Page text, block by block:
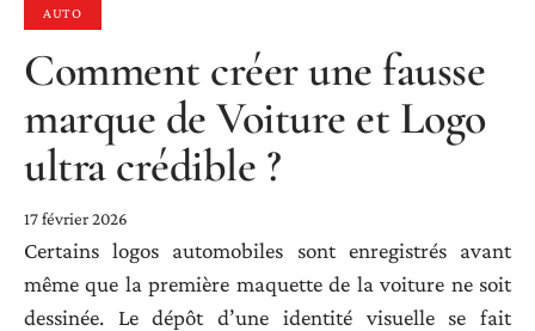
AUTO
Comment créer une fausse
marque de Voiture et Logo
ultra crédible ?
17 février 2026
Certains logos automobiles sont enregistrés avant
même que la première maquette de la voiture ne soit
dessinée. Le dépôt d’une identité visuelle se fait